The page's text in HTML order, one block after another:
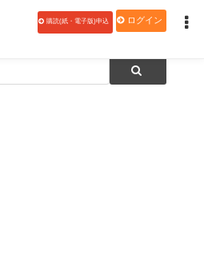
購読(紙・電子版)申込 ログイン